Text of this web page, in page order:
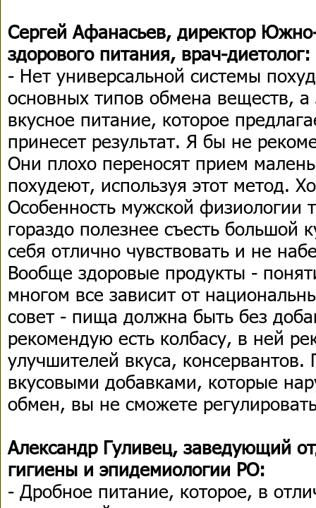
Сергей Афанасьев, директор
здорового питания, врач-диетолог:
- Нет универсальной системы
основных типов обмена веществ,
вкусное питание, которое
принесет результат. Я бы не
Они плохо переносят прием
похудеют, используя этот метод.
Особенность мужской физиологии
гораздо полезнее съесть большой
себя отлично чувствовать и не
Вообще здоровые продукты -
многом все зависит от
совет - пища должна быть без
рекомендую есть колбасу, в ней
улучшителей вкуса,
вкусовыми добавками, которые
обмен, вы не сможете
Александр Гуливец, заведующий
гигиены и эпидемиологии РО:
- Дробное питание, которое, в